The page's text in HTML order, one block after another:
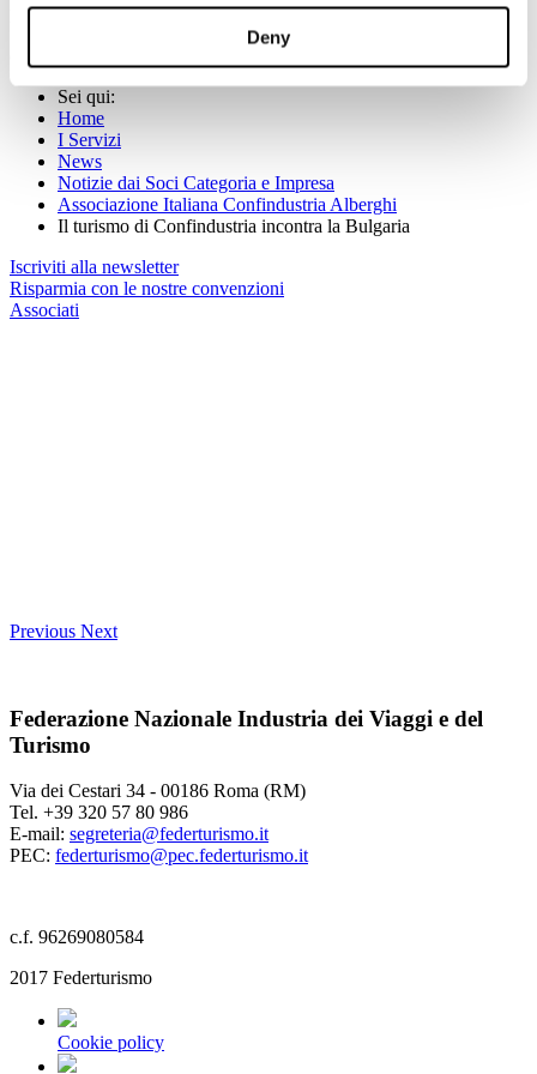
Deny
penisola balcanica legate alla Repubblica Bulgara.
Sei qui:
Home
I Servizi
News
Notizie dai Soci Categoria e Impresa
Associazione Italiana Confindustria Alberghi
Il turismo di Confindustria incontra la Bulgaria
Iscriviti alla newsletter
Risparmia con le nostre convenzioni
Associati
Previous Next
Federazione Nazionale Industria dei Viaggi e del
Turismo
Via dei Cestari 34 - 00186 Roma (RM)
Tel. +39 320 57 80 986
E-mail: segreteria@federturismo.it
PEC: federturismo@pec.federturismo.it
c.f. 96269080584
2017 Federturismo
Cookie policy